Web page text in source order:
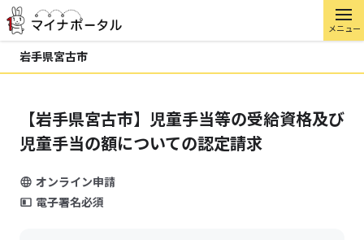
メニュー
岩手県宮古市
【岩手県宮古市】児童手当等の受給資格及び
児童手当の額についての認定請求
オンライン申請
電子署名必須